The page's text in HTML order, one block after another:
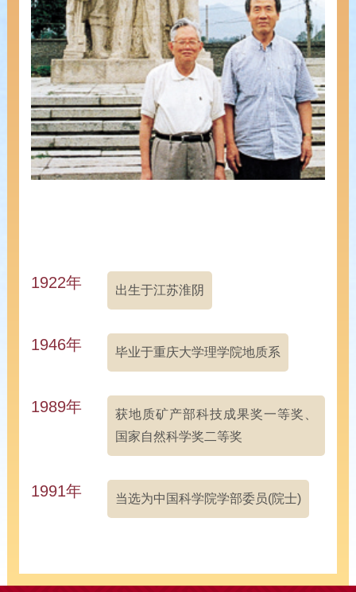
出生于江苏淮阴
1922年
1946年 毕业于重庆大学理学院地质系
获地质矿产部科技成果奖一等奖、
国家自然科学奖二等奖
1989年
1991年 当选为中国科学院学部委员(院士)